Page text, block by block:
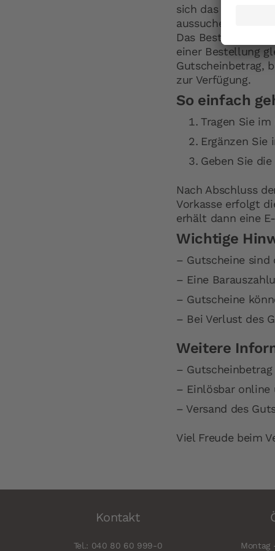
sich das
aussuchen.
Das Beste daran:
einer Bestellung
Gutscheinbetrag,
zur Verfügung.
So einfach
Tragen Sie im
Ergänzen Sie
Geben Sie
Nach Abschluss
Vorkasse erfolgt
erhält dann eine
Wichtige
– Gutscheine sind
– Eine
– Gutscheine
– Bei Verlust des
Weitere
–
– Einlösbar online
– Versand des
Viel Freude beim
Kontakt
Tel.: 040 80 60 999-0 Montag